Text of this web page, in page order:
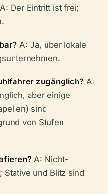
A: Der Eintritt ist frei;
A: Ja, über lokale
zugänglich? A:
aber einige
sind
von Stufen
A: Nicht-
Stative und Blitz sind